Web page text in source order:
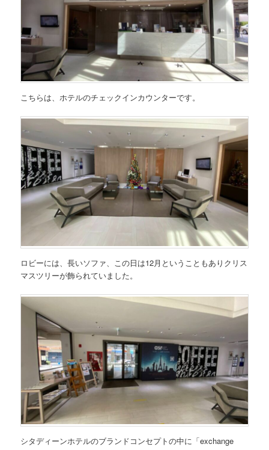
こちらは、ホテルのチェックインカウンターです。
ロビーには、長いソファ、この日は12月ということもありクリス
マスツリーが飾られていました。
シタディーンホテルのブランドコンセプトの中に 「exchange